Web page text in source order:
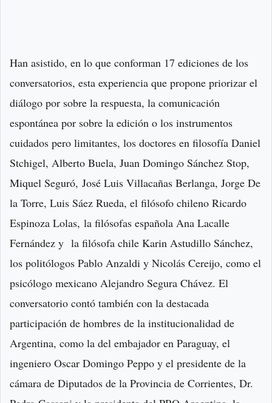
Han asistido, en lo que conforman 17 ediciones de los
conversatorios, esta experiencia que propone priorizar el
diálogo por sobre la respuesta, la comunicación
espontánea por sobre la edición o los instrumentos
cuidados pero limitantes, los doctores en filosofía Daniel
Stchigel, Alberto Buela, Juan Domingo Sánchez Stop,
Miquel Seguró, José Luis Villacañas Berlanga, Jorge De
la Torre, Luis Sáez Rueda, el filósofo chileno Ricardo
Espinoza Lolas, la filósofas española Ana Lacalle
Fernández y la filósofa chile Karin Astudillo Sánchez,
los politólogos Pablo Anzaldi y Nicolás Cereijo, como el
psicólogo mexicano Alejandro Segura Chávez. El
conversatorio contó también con la destacada
participación de hombres de la institucionalidad de
Argentina, como la del embajador en Paraguay, el
ingeniero Oscar Domingo Peppo y el presidente de la
cámara de Diputados de la Provincia de Corrientes, Dr.